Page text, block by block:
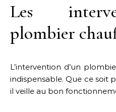
Les
plombier
L’intervention d’un
indispensable. Que ce soit
il veille au bon